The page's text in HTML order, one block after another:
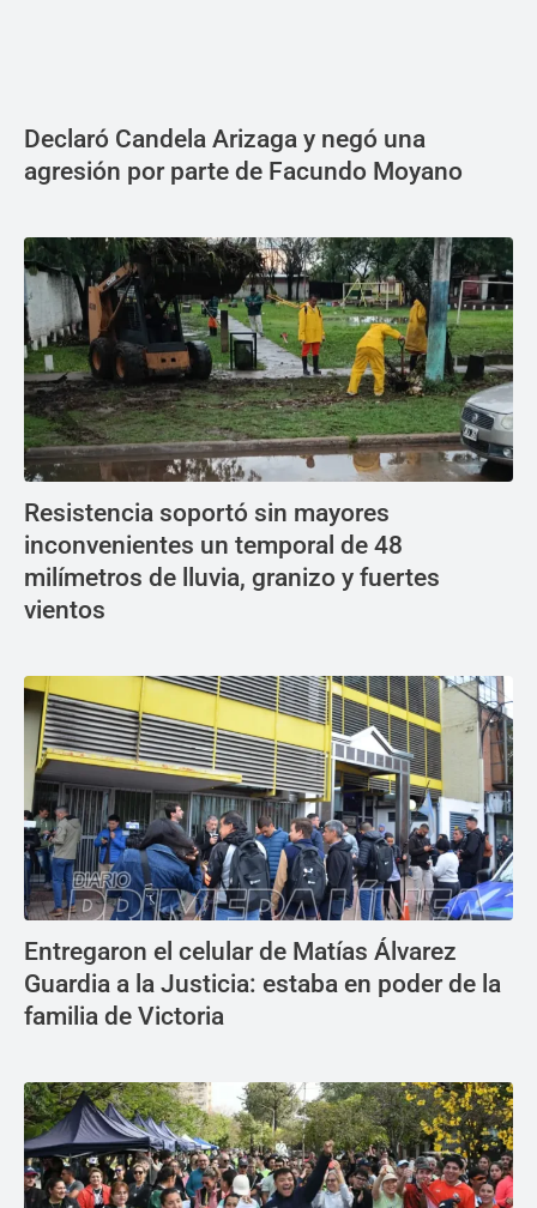
Declaró Candela Arizaga y negó una
agresión por parte de Facundo Moyano
Resistencia soportó sin mayores
inconvenientes un temporal de 48
milímetros de lluvia, granizo y fuertes
vientos
Entregaron el celular de Matías Álvarez
Guardia a la Justicia: estaba en poder de la
familia de Victoria